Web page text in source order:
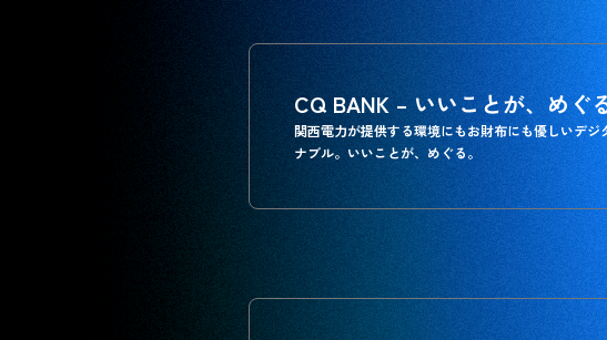
CQ BANK – いいことが、めぐる
関西電力が提供する環境にもお財布にも優しいデ
ナブル。いいことが、めぐる。